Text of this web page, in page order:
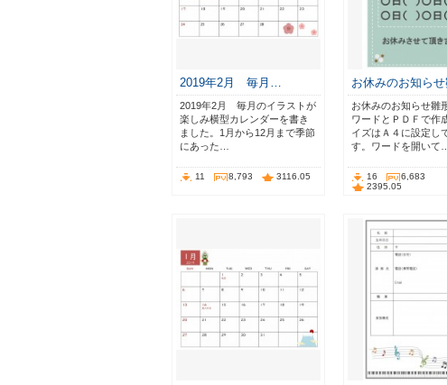
2019年2月 毎月…
2019年2月 毎月のイラストが
楽しみ横型カレンダーを書き
ました。1月から12月まで季節
にあった…
11 8,793 3116.05
お休みのお知ら
お休みのお知らせ雛
ワードとＰＤＦで作
イズはＡ４に設定し
す。ワードを開いて…
16
6,683
2395.05